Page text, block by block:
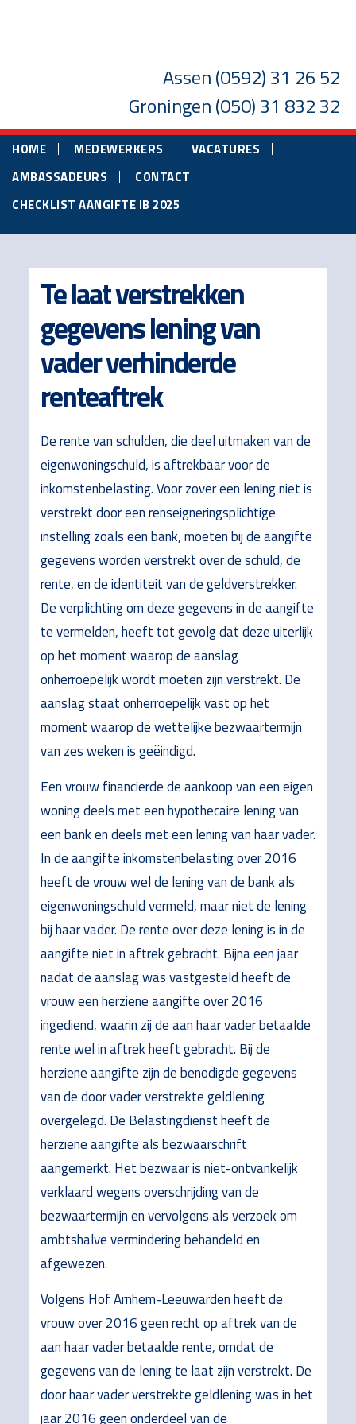
Assen(0592) 31 26 52
Groningen(050) 31 832 32
HOME MEDEWERKERS
VACATURES
AMBASSADEURS
CONTACT
CHECKLIST AANGIFTE IB 2025
Te laat verstrekken
gegevens lening van
vader verhinderde
renteaftrek
De rente van schulden, die deel uitmaken van de
eigenwoningschuld, is aftrekbaar voor de
inkomstenbelasting. Voor zover een lening niet is
verstrekt door een renseigneringsplichtige
instelling zoals een bank, moeten bij de aangifte
gegevens worden verstrekt over de schuld, de
rente, en de identiteit van de geldverstrekker.
De verplichting om deze gegevens in de aangifte
te vermelden, heeft tot gevolg dat deze uiterlijk
op het moment waarop de aanslag
onherroepelijk wordt moeten zijn verstrekt. De
aanslag staat onherroepelijk vast op het
moment waarop de wettelijke bezwaartermijn
van zes weken is geëindigd.
Een vrouw financierde de aankoop van een eigen
woning deels met een hypothecaire lening van
een bank en deels met een lening van haar vader.
In de aangifte inkomstenbelasting over 2016
heeft de vrouw wel de lening van de bank als
eigenwoningschuld vermeld, maar niet de lening
bij haar vader. De rente over deze lening is in de
aangifte niet in aftrek gebracht. Bijna een jaar
nadat de aanslag was vastgesteld heeft de
vrouw een herziene aangifte over 2016
ingediend, waarin zij de aan haar vader betaalde
rente wel in aftrek heeft gebracht. Bij de
herziene aangifte zijn de benodigde gegevens
van de door vader verstrekte geldlening
overgelegd. De Belastingdienst heeft de
herziene aangifte als bezwaarschrift
aangemerkt. Het bezwaar is niet-ontvankelijk
verklaard wegens overschrijding van de
bezwaartermijn en vervolgens als verzoek om
ambtshalve vermindering behandeld en
afgewezen.
Volgens Hof Arnhem-Leeuwarden heeft de
vrouw over 2016 geen recht op aftrek van de
aan haar vader betaalde rente, omdat de
gegevens van de lening te laat zijn verstrekt. De
door haar vader verstrekte geldlening was in het
jaar 2016 geen onderdeel van de